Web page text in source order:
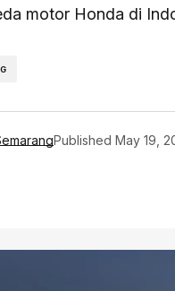
motor Honda di
Published May 19,